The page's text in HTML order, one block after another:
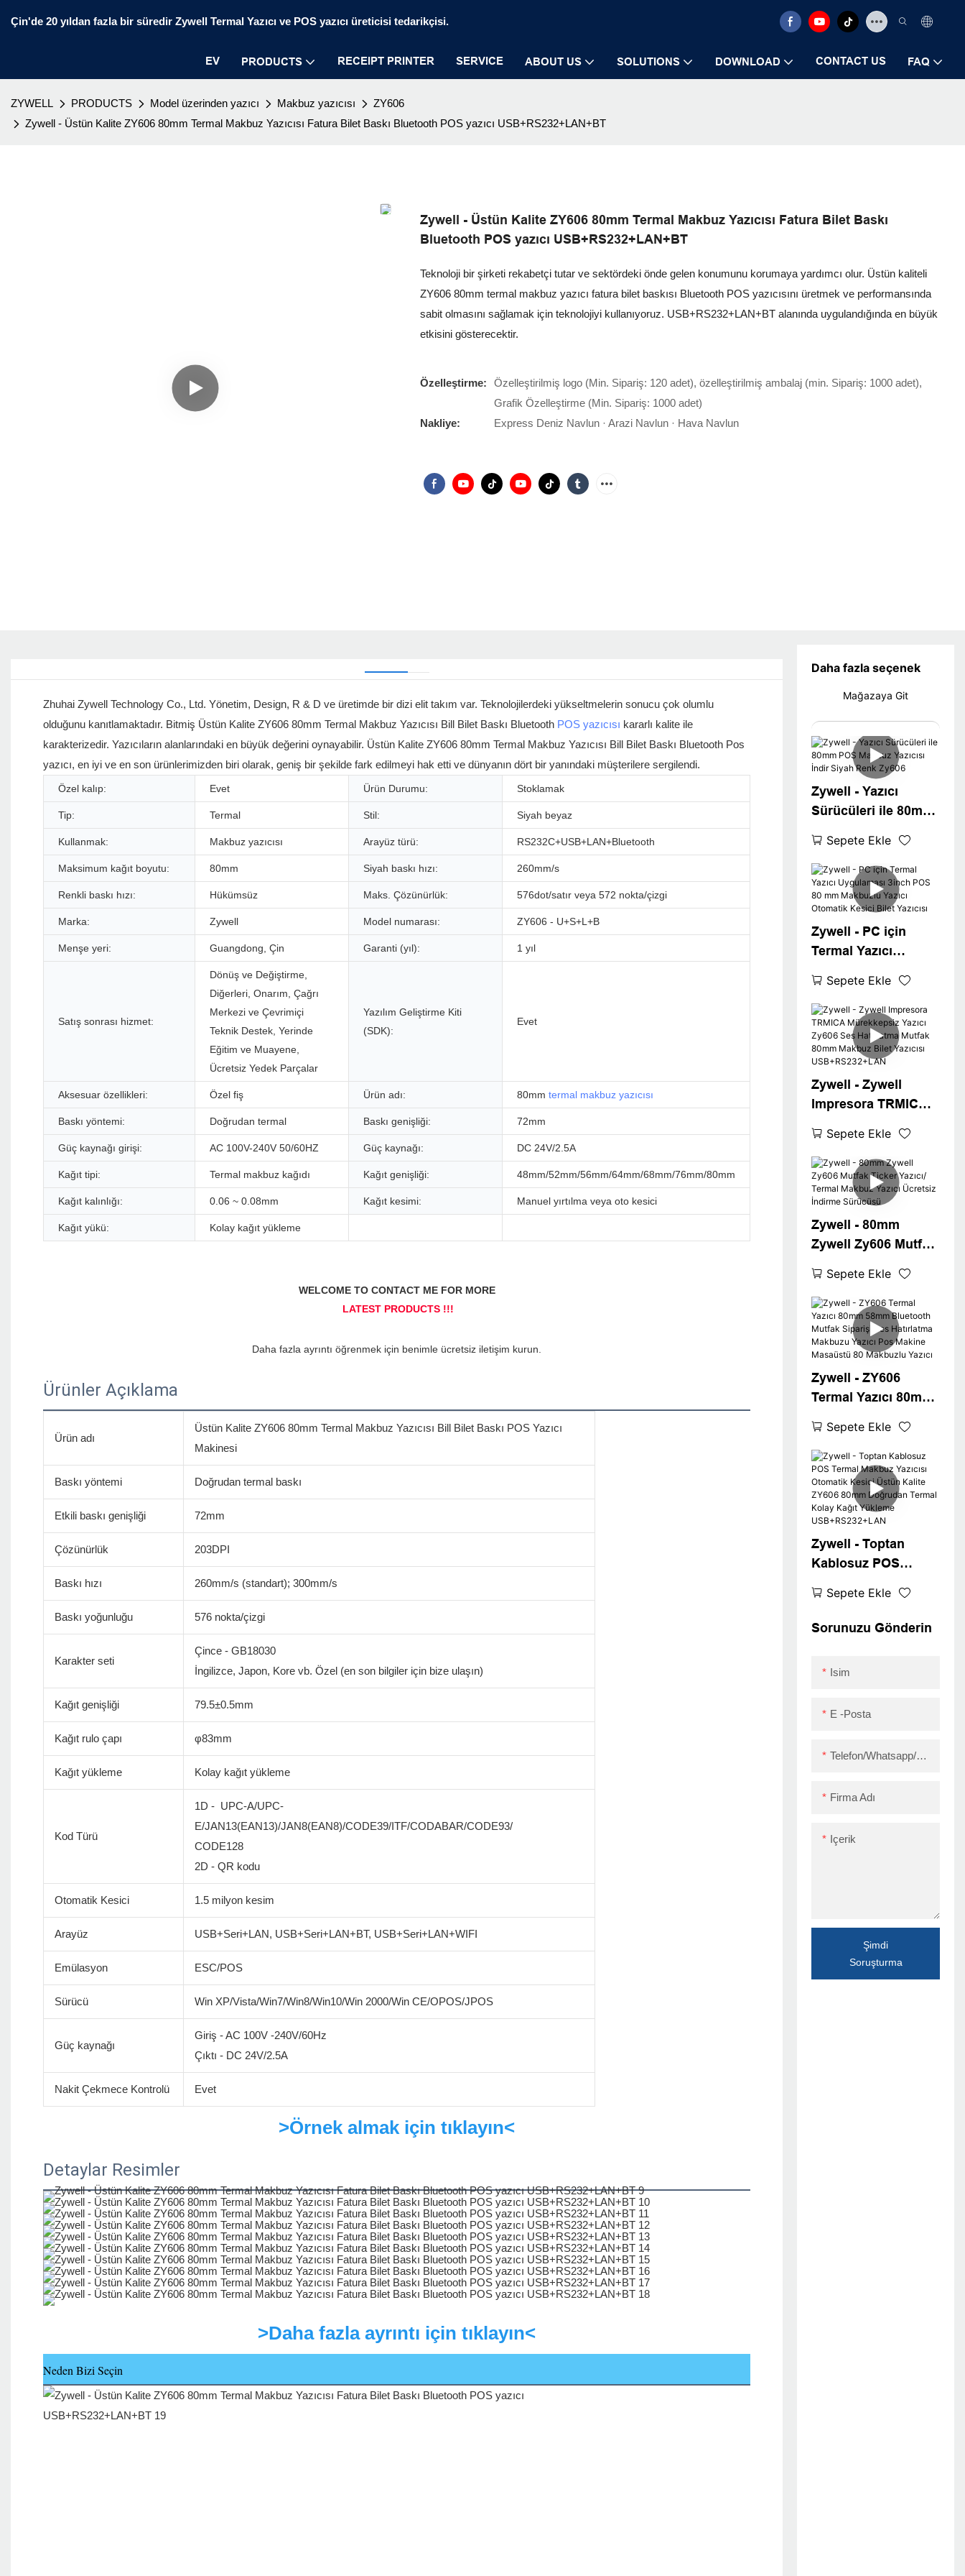
Çin'de 20 yıldan fazla bir süredir Zywell Termal Yazıcı ve POS yazıcı üreticisi tedarikçisi.
EV PRODUCTS RECEIPT PRINTER SERVICE ABOUT US SOLUTIONS DOWNLOAD CONTACT US FAQ
ZYWELL PRODUCTS Model üzerinden yazıcı Makbuz yazıcısı
ZY606
Zywell - Üstün Kalite ZY606 80mm Termal Makbuz Yazıcısı Fatura Bilet Baskı Bluetooth POS yazıcı USB+RS232+LAN+BT
Zywell - Üstün Kalite ZY606 80mm Termal Makbuz Yazıcısı Fatura Bilet Baskı
Bluetooth POS yazıcı USB+RS232+LAN+BT
Teknoloji bir şirketi rekabetçi tutar ve sektördeki önde gelen konumunu korumaya yardımcı olur. Üstün kaliteli
ZY606 80mm termal makbuz yazıcı fatura bilet baskısı Bluetooth POS yazıcısını üretmek ve performansında
sabit olmasını sağlamak için teknolojiyi kullanıyoruz. USB+RS232+LAN+BT alanında uygulandığında en büyük
etkisini gösterecektir.
Özelleştirme:
Özelleştirilmiş logo (Min. Sipariş: 120 adet), özelleştirilmiş ambalaj (min. Sipariş: 1000 adet),
Grafik Özelleştirme (Min. Sipariş: 1000 adet)
Nakliye:
Express Deniz Navlun · Arazi Navlun · Hava Navlun
Daha fazla seçenek
Mağazaya Git
Zywell - Yazıcı
Sürücüleri ile 80mm
İndir Siyah Renk
Zy606
Sepete Ekle
Zywell - PC için
Termal Yazıcı
POS 80 mm
Makbuzlu Yazıcı
Otomatik Kesici
Bilet Yazıcısı
Sepete Ekle
Zywell - Zywell
Impresora TRMICA
Zy606 Ses
Hatırlatma Mutfak
80mm Makbuz Bilet
Yazıcısı
USB+RS232+LAN
Sepete Ekle
Zywell - 80mm
Zywell Zy606 Mutfak
Makbuz Yazıcı
Ücretsiz İndirme
Sürücüsü
Sepete Ekle
Zywell - ZY606
Termal Yazıcı 80mm
Mutfak Siparişi Ses
Hatırlatma Makbuzu
Yazıcı Pos Makine
Masaüstü 80
Makbuzlu Yazıcı
Sepete Ekle
Zywell - Toptan
Kablosuz POS
Yazıcısı Otomatik
Kesici Üstün Kalite
Kolay Kağıt Yükleme
Sepete Ekle
Sorunuzu Gönderin
Isim
E -posta
Telefon/Whatsapp/Skype
Firma Adı
Içerik
Şimdi
Soruşturma
Zhuhai Zywell Technology Co., Ltd. Yönetim, Design, R & D ve üretimde bir dizi elit takım var. Teknolojilerdeki yükseltmelerin sonucu çok olumlu
olduğunu kanıtlamaktadır. Bitmiş Üstün Kalite ZY606 80mm Termal Makbuz Yazıcısı Bill Bilet Baskı Bluetooth POS yazıcısı kararlı kalite ile
karakterizedir. Yazıcıların alanlarındaki en büyük değerini oynayabilir. Üstün Kalite ZY606 80mm Termal Makbuz Yazıcısı Bill Bilet Baskı Bluetooth Pos
yazıcı, en iyi ve en son ürünlerimizden biri olarak, geniş bir şekilde fark edilmeyi hak etti ve dünyanın dört bir yanındaki müşterilere sergilendi.
Özel kalıp: Evet Ürün Durumu: Stoklamak
Tip: Termal Stil: Siyah beyaz
Kullanmak: Makbuz yazıcısı Arayüz türü: RS232C+USB+LAN+Bluetooth
Maksimum kağıt boyutu: 80mm Siyah baskı hızı: 260mm/s
Renkli baskı hızı: Hükümsüz Maks. Çözünürlük: 576dot/satır veya 572 nokta/çizgi
Marka: Zywell Model numarası: ZY606 - U+S+L+B
Menşe yeri: Guangdong, Çin Garanti (yıl): 1 yıl
Satış sonrası hizmet:
Dönüş ve Değiştirme,
Diğerleri, Onarım, Çağrı
Merkezi ve Çevrimiçi
Teknik Destek, Yerinde
Eğitim ve Muayene,
Ücretsiz Yedek Parçalar
Yazılım Geliştirme Kiti
(SDK):
Evet
Aksesuar özellikleri: Özel fiş Ürün adı: 80mm termal makbuz yazıcısı
Baskı yöntemi: Doğrudan termal Baskı genişliği: 72mm
Güç kaynağı girişi: AC 100V-240V 50/60HZ Güç kaynağı: DC 24V/2.5A
Kağıt tipi: Termal makbuz kağıdı Kağıt genişliği: 48mm/52mm/56mm/64mm/68mm/76mm/80mm
Kağıt kalınlığı: 0.06 ~ 0.08mm Kağıt kesimi: Manuel yırtılma veya oto kesici
Kağıt yükü: Kolay kağıt yükleme
Ürünler Açıklama
Ürün adı
Üstün Kalite ZY606 80mm Termal Makbuz Yazıcısı Bill Bilet Baskı POS Yazıcı
Makinesi
Baskı yöntemi Doğrudan termal baskı
Etkili baskı genişliği 72mm
Çözünürlük 203DPI
Baskı hızı 260mm/s (standart); 300mm/s
Baskı yoğunluğu 576 nokta/çizgi
Karakter seti
Çince - GB18030
İngilizce, Japon, Kore vb. Özel (en son bilgiler için bize ulaşın)
Kağıt genişliği 79.5±0.5mm
Kağıt rulo çapı φ83mm
Kağıt yükleme Kolay kağıt yükleme
Kod Türü
1D - UPC-A/UPC-
E/JAN13(EAN13)/JAN8(EAN8)/CODE39/ITF/CODABAR/CODE93/
CODE128
2D - QR kodu
Otomatik Kesici 1.5 milyon kesim
Arayüz USB+Seri+LAN, USB+Seri+LAN+BT, USB+Seri+LAN+WIFI
Emülasyon ESC/POS
Sürücü Win XP/Vista/Win7/Win8/Win10/Win 2000/Win CE/OPOS/JPOS
Güç kaynağı
Giriş - AC 100V -240V/60Hz
Çıktı - DC 24V/2.5A
Nakit Çekmece Kontrolü Evet
>Örnek almak için tıklayın<
Detaylar Resimler
>Daha fazla ayrıntı için tıklayın<
Neden Bizi Seçin